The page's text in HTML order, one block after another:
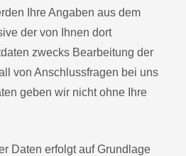
Ihre Angaben aus dem
der von Ihnen dort
zwecks Bearbeitung der
von Anschlussfragen bei uns
geben wir nicht ohne Ihre
Daten erfolgt auf Grundlage